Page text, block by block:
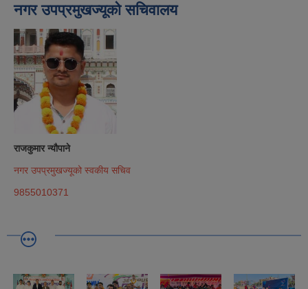
नगर उपप्रमुखज्यूको सचिवालय
राजकुमार न्यौपाने
नगर उपप्रमुखज्यूको स्वकीय सचिव
9855010371